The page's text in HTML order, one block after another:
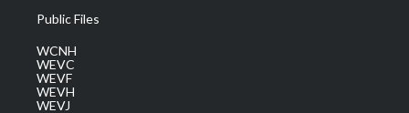
Public Files
WCNH
WEVC
WEVF
WEVH
WEVJ